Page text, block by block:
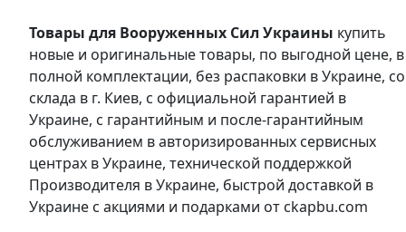
Товары для Вооруженных Сил Украины купить
новые и оригинальные товары, по выгодной цене, в
полной комплектации, без распаковки в Украине, со
склада в г. Киев, с официальной гарантией в
Украине, с гарантийным и после-гарантийным
обслуживанием в авторизированных сервисных
центрах в Украине, технической поддержкой
Производителя в Украине, быстрой доставкой в
Украине с акциями и подарками от ckapbu.com